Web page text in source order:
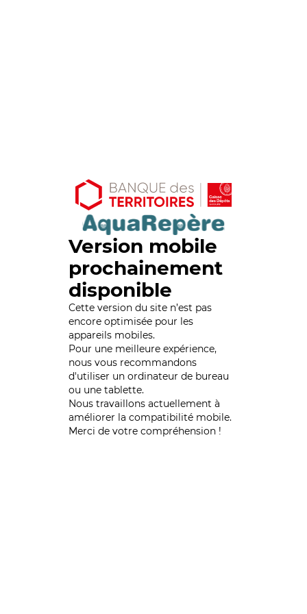
Version mobile
prochainement
disponible
Cette version du site n’est pas
encore optimisée pour les
appareils mobiles.
Pour une meilleure expérience,
nous vous recommandons
d'utiliser un ordinateur de bureau
ou une tablette.
Nous travaillons actuellement à
améliorer la compatibilité mobile.
Merci de votre compréhension !